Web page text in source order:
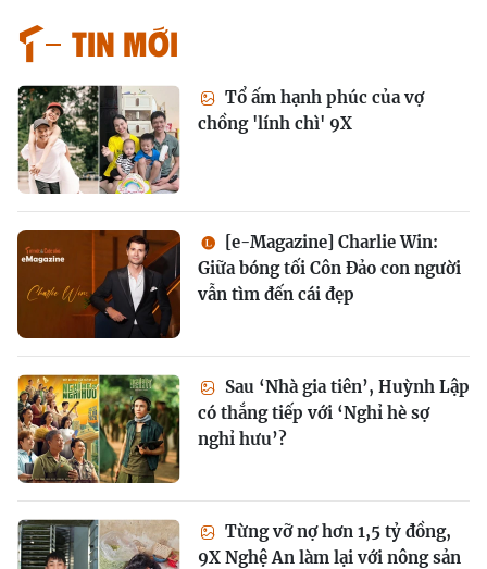
Tin mới
Tổ ấm hạnh phúc của vợ
chồng 'lính chì' 9X
[e-Magazine] Charlie Win:
Giữa bóng tối Côn Đảo con người
vẫn tìm đến cái đẹp
Sau ‘Nhà gia tiên’, Huỳnh Lập
có thắng tiếp với ‘Nghỉ hè sợ
nghỉ hưu’?
Từng vỡ nợ hơn 1,5 tỷ đồng,
9X Nghệ An làm lại với nông sản